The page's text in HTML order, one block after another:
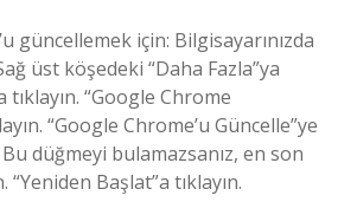
güncellemek için: Bilgisayarınızda
üst köşedeki “Daha Fazla”ya
tıklayın. “Google Chrome
“Google Chrome’u Güncelle”ye
Bu düğmeyi bulamazsanız, en son
Başlat”a tıklayın.